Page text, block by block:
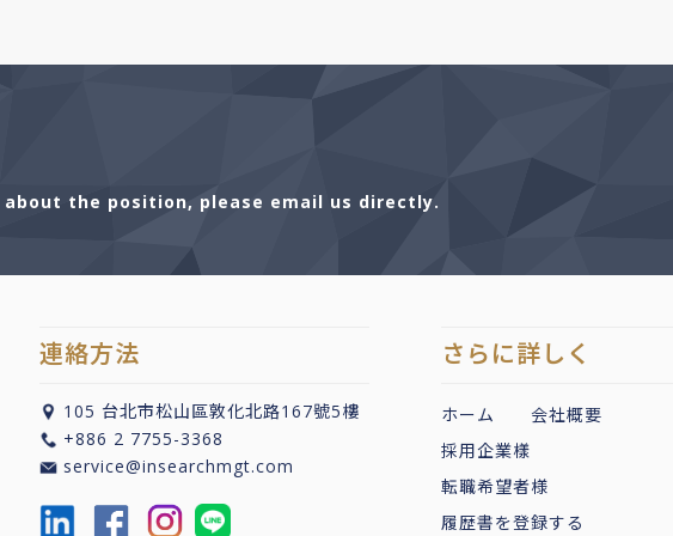
the position, please email us directly.
連絡方法
105 台北市松山區敦化北路167號5樓
+886 2 7755-3368
service@insearchmgt.com
さらに詳しく
ホーム
会社概要
採用企業樣
転職希望者様
履歴書を登録する